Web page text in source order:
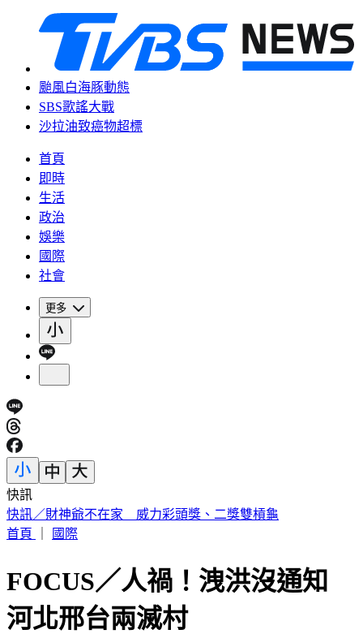
颱風白海豚動態
SBS歌謠大戰
沙拉油致癌物超標
首頁
即時
生活
政治
娛樂
國際
社會
更多
快訊
快訊／財神爺不在家 威力彩頭獎、二獎雙槓龜
首頁
國際
FOCUS／人禍！洩洪沒通知
河北邢台兩滅村